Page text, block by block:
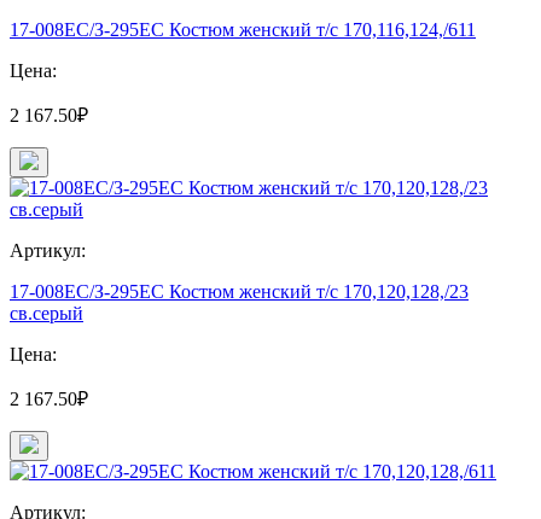
17-008ЕС/З-295ЕС Костюм женский т/с 170,116,124,/611
Цена:
2 167.50₽
Артикул:
17-008ЕС/З-295ЕС Костюм женский т/с 170,120,128,/23
св.серый
Цена:
2 167.50₽
Артикул: